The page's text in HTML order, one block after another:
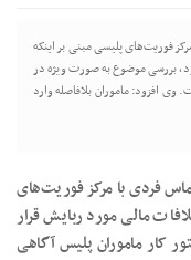
فوریت‌های پلیسی مبنی بر اینکه
بررسی موضوع به صورت ویژه در
افزود: ماموران بلافاصله وارد
فردی با مرکز فوریت‌های
مالی مورد ربایش قرار
کار ماموران پلیس آگاهی